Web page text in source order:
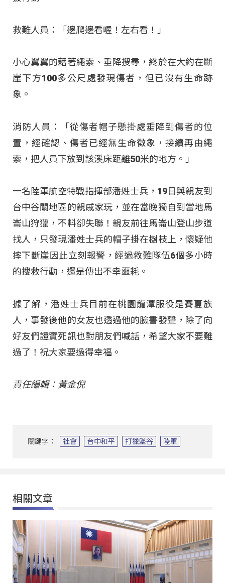
救難人員：「邊爬邊看喔！左右看！」
小心翼翼的藉著繩索、垂降搜尋，終於在大約在斷
崖下方100多公尺處發現傷者，但已沒有生命跡
象。
消防人員：「從傷者帽子懸掛處垂降到傷者的位
置，經確認、傷者已經無生命徵象，接續再由繩
索，把人員下放到該溪床距離50米的地方。」
一名陸軍航空特戰指揮部潘姓士兵，19日與親友到
台中谷關地區的親戚家玩，並在當晚獨自到當地馬
崙山狩獵，不料卻失聯！親友前往馬崙山登山步道
找人，只發現潘姓士兵的帽子掛在樹枝上，懷疑他
摔下斷崖因此立刻報警，經過救難隊伍6個多小時
的搜救行動，還是傳出不幸噩耗。
據了解，潘姓士兵目前在桃園龍潭服役是賽夏族
人，事發後他的女友也透過他的臉書發聲，除了向
好友們證實死訊也對朋友們喊話，希望大家不要難
過了！祝大家要過得幸福。
責任編輯：黃金倪
關鍵字： 社會 台中和平 打獵墜谷 陸軍
相關文章